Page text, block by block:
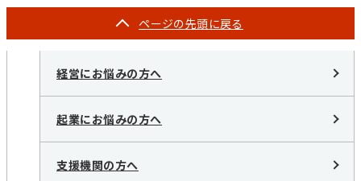
ページの先頭に戻る
経営にお悩みの方へ
起業にお悩みの方へ
支援機関の方へ